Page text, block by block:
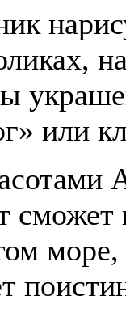
или
сможет
море,